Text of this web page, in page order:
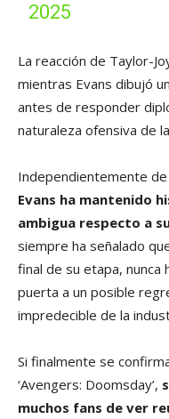
2025
La reacción de Taylor-
mientras Evans dibujó
antes de responder
naturaleza ofensiva de
Independientemente
Evans ha mantenido
ambigua respecto a
siempre ha señalado
final de su etapa,
puerta a un posible
impredecible de la
Si finalmente se
‘Avengers: Doomsday’,
muchos fans de ver